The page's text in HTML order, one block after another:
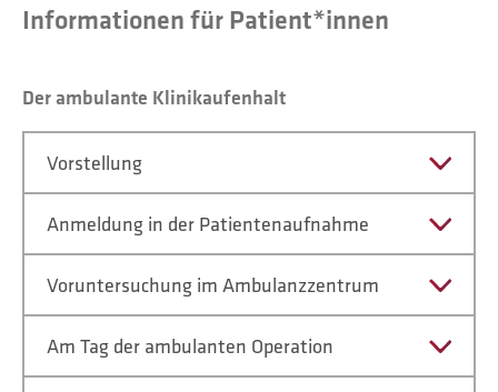
Informationen für Patient*innen
Der ambulante Klinikaufenhalt
Vorstellung
Anmeldung in der Patientenaufnahme
Voruntersuchung im Ambulanzzentrum
Am Tag der ambulanten Operation